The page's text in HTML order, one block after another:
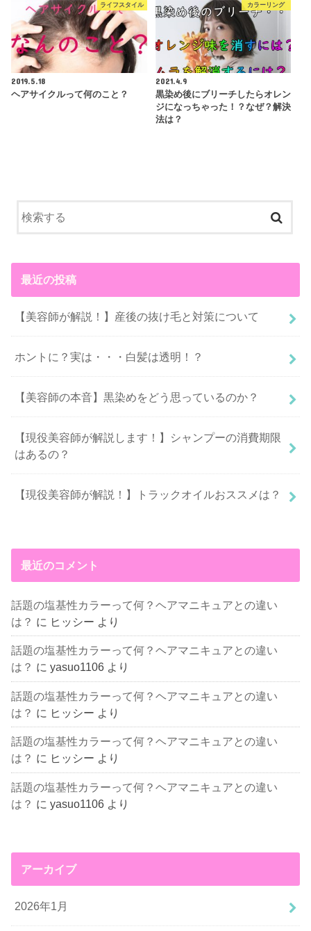
ライフスタイル
2019.5.18
ヘアサイクルって何のこと？
カラーリング
2021.4.9
黒染め後にブリーチしたらオレン
ジになっちゃった！？なぜ？解決
法は？
最近の投稿
【美容師が解説！】産後の抜け毛と対策について
ホントに？実は・・・白髪は透明！？
【美容師の本音】黒染めをどう思っているのか？
【現役美容師が解説します！】シャンプーの消費期限
はあるの？
【現役美容師が解説！】トラックオイルおススメは？
最近のコメント
話題の塩基性カラーって何？ヘアマニキュアとの違い
は？ に ヒッシー より
話題の塩基性カラーって何？ヘアマニキュアとの違い
は？ にyasuo1106 より
話題の塩基性カラーって何？ヘアマニキュアとの違い
は？ に ヒッシー より
話題の塩基性カラーって何？ヘアマニキュアとの違い
は？ に ヒッシー より
話題の塩基性カラーって何？ヘアマニキュアとの違い
は？ にyasuo1106 より
アーカイブ
2026年1月